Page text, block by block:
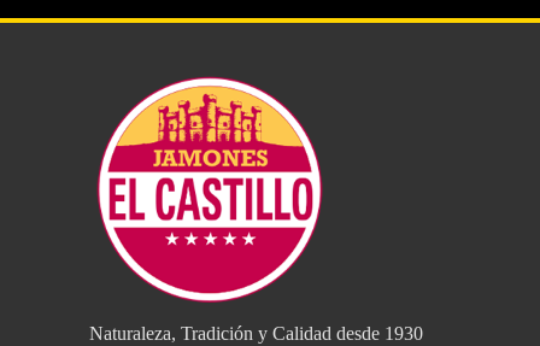
Naturaleza, Tradición y Calidad desde 1930